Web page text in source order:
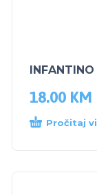
18.00 KM
Pročitaj